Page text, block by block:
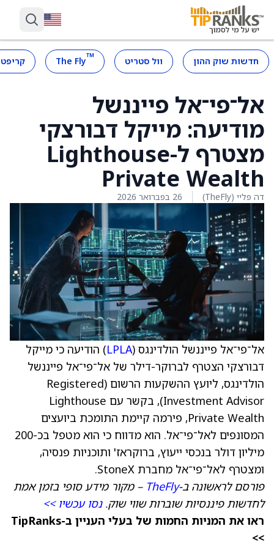
חדשות שוק ההון וול סטריט ™
The Fly
אל־פי־אל פייננשל
מודיעה: מייקל דבורצקי
מצטרף ל-Lighthouse
Private Wealth
דה פליי (TheFly) 26 בפברואר 2026
אל־פי־אל פייננשל הולדינגס (LPLA) הודיעה כי מייקל
דבורצקי הצטרף לברוקר-דילר של אל־פי־אל פייננשל
הולדינגס, ליועץ ההשקעות הרשום (Registered
Investment Advisor), בקשר עם Lighthouse
Private Wealth, פירמה קיימת התומכת ביועצים
המסונפים לאל־פי־אל. הוא מדווח כי הוא מטפל בכ-200
מיליון דולר בנכסי ייעוץ, ברוקראז' ותוכניות פנסיה,
ומצטרף לאל־פי־אל מחברת StoneX.
פורסם לראשונה ב-TheFly – מקור מידע סופי בזמן אמת
לחדשות פיננסיות שוברות שווי שוק.נסו עכשיו >>
ראו את המניות החמות של בעלי העניין ב-TipRanks
>>